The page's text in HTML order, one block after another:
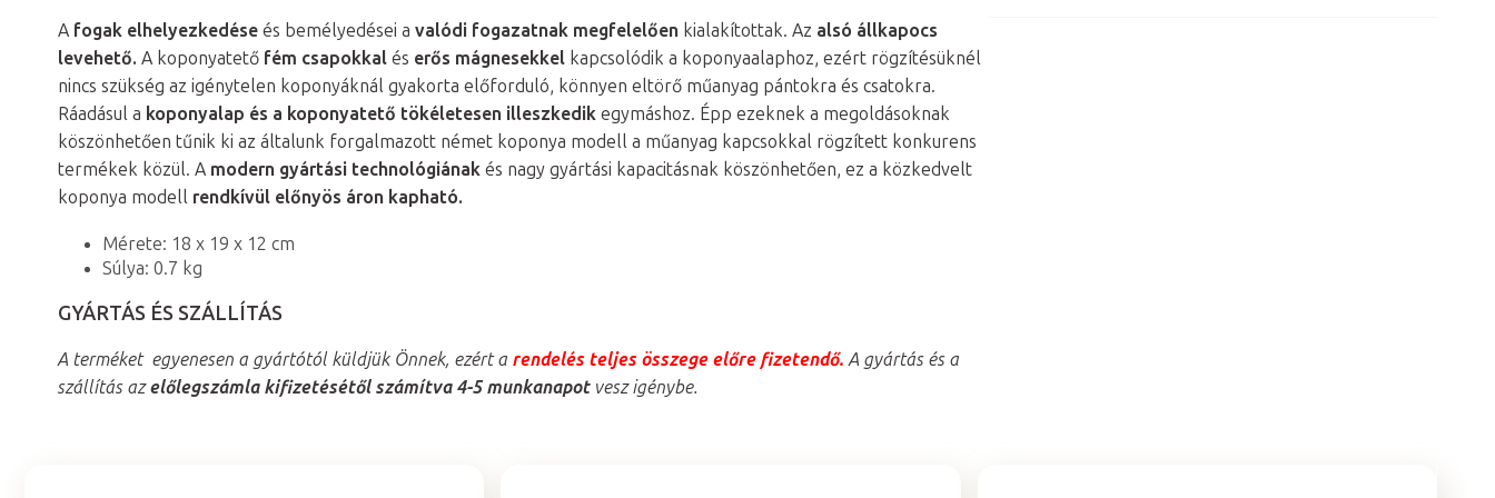
A fogak elhelyezkedése és bemélyedései a valódi fogazatnak megfelelően kialakítottak. Az alsó állkapocs
levehető. A koponyatető fém csapokkal és erős mágnesekkel kapcsolódik a koponyaalaphoz, ezért rögzítésüknél
nincs szükség az igénytelen koponyáknál gyakorta előforduló, könnyen eltörő műanyag pántokra és csatokra.
Ráadásul a koponyalap és a koponyatető tökéletesen illeszkedik egymáshoz. Épp ezeknek a megoldásoknak
köszönhetően tűnik ki az általunk forgalmazott német koponya modell a műanyag kapcsokkal rögzített konkurens
termékek közül. A modern gyártási technológiának és nagy gyártási kapacitásnak köszönhetően, ez a közkedvelt
koponya modell rendkívül előnyös áron kapható.
Mérete: 18 x 19 x 12 cm
Súlya: 0.7 kg
GYÁRTÁS ÉS SZÁLLÍTÁS
A terméket egyenesen a gyártótól küldjük Önnek, ezért a rendelés teljes összege előre fizetendő. A gyártás és a
szállítás azelőlegszámla kifizetésétől számítva 4-5 munkanapot vesz igénybe.